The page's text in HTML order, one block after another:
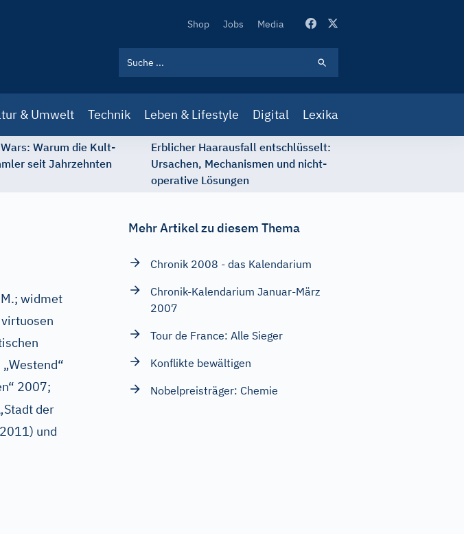
Secondary
Shop Jobs Media
& Umwelt Technik Leben & Lifestyle Digital Lexika
Warum die Kult-
seit Jahrzehnten
Erblicher Haarausfall entschlüsselt:
Ursachen, Mechanismen und nicht-
operative Lösungen
M.; widmet
2007;
der
und
Mehr Artikel zu diesem Thema
Chronik 2008 - das Kalendarium
Chronik-Kalendarium Januar-März
2007
Tour de France: Alle Sieger
Konflikte bewältigen
Nobelpreisträger: Chemie